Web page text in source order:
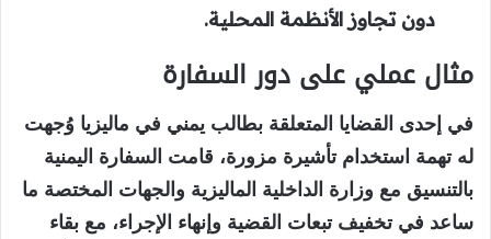
دون تجاوز الأنظمة المحلية.
مثال عملي على دور السفارة
في إحدى القضايا المتعلقة بطالب يمني في ماليزيا وُجهت
له تهمة استخدام تأشيرة مزورة، قامت السفارة اليمنية
بالتنسيق مع وزارة الداخلية الماليزية والجهات المختصة ما
ساعد في تخفيف تبعات القضية وإنهاء الإجراء، مع بقاء